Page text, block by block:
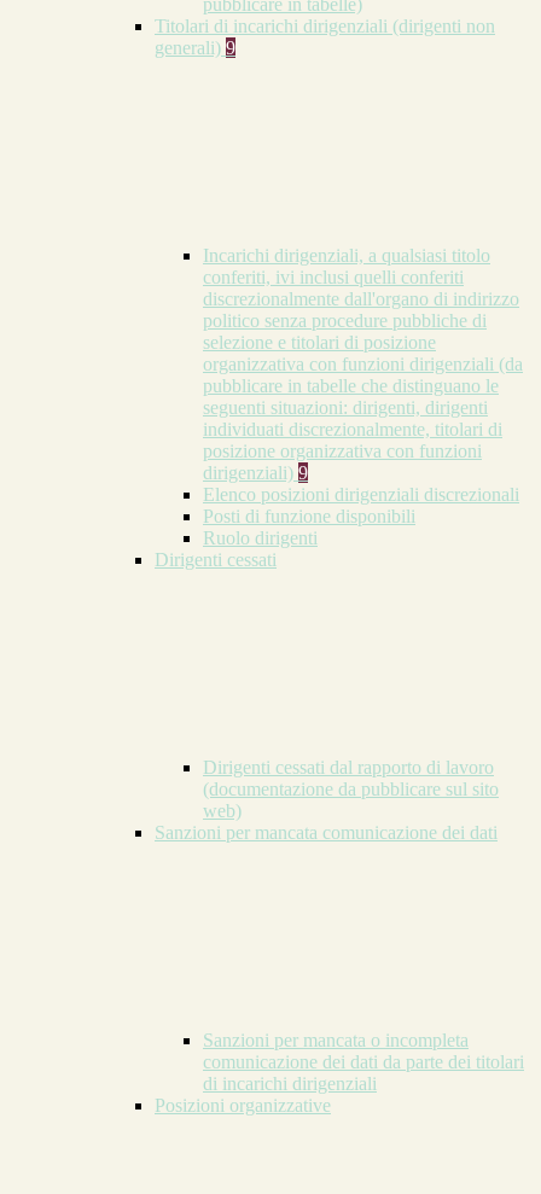
pubblicare in tabelle)
Titolari di incarichi dirigenziali (dirigenti non
generali) 9
Incarichi dirigenziali, a qualsiasi titolo
conferiti, ivi inclusi quelli conferiti
discrezionalmente dall'organo di indirizzo
politico senza procedure pubbliche di
selezione e titolari di posizione
organizzativa con funzioni dirigenziali (da
pubblicare in tabelle che distinguano le
seguenti situazioni: dirigenti, dirigenti
individuati discrezionalmente, titolari di
posizione organizzativa con funzioni
dirigenziali) 9
Elenco posizioni dirigenziali discrezionali
Posti di funzione disponibili
Ruolo dirigenti
Dirigenti cessati
Dirigenti cessati dal rapporto di lavoro
(documentazione da pubblicare sul sito
web)
Sanzioni per mancata comunicazione dei dati
Sanzioni per mancata o incompleta
comunicazione dei dati da parte dei titolari
di incarichi dirigenziali
Posizioni organizzative